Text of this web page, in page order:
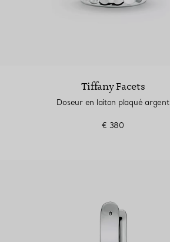
Tiffany Facets
Doseur en laiton plaqué argent
€ 380